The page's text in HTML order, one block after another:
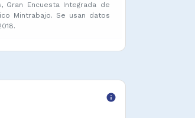
Gran Encuesta Integrada de
Mintrabajo. Se usan datos
info